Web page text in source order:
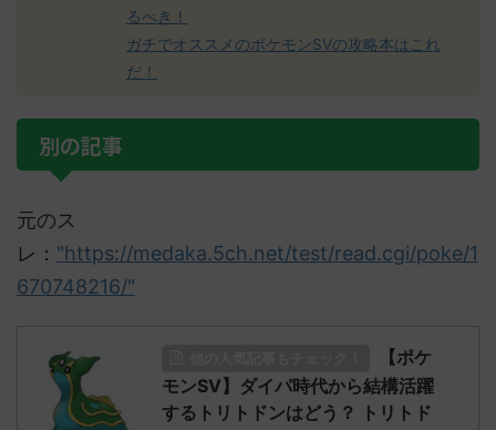
るべき！
ガチでオススメのポケモンSVの攻略本はこれ
だ！
別の記事
元のス
レ： "https://medaka.5ch.net/test/read.cgi/poke/1
670748216/"
【ポケ
モンSV】ダイパ時代から結構活躍
するトリトドンはどう？ トリトド